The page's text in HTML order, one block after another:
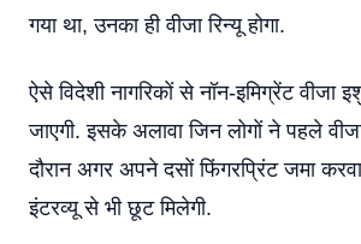
गया था, उनका ही वीजा रिन्यू होगा.
ऐसे विदेशी नागरिकों से नॉन-इमिग्रेंट वीजा
जाएगी. इसके अलावा जिन लोगों ने पहले
दौरान अगर अपने दसों फिंगरप्रिंट जमा
इंटरव्यू से भी छूट मिलेगी.